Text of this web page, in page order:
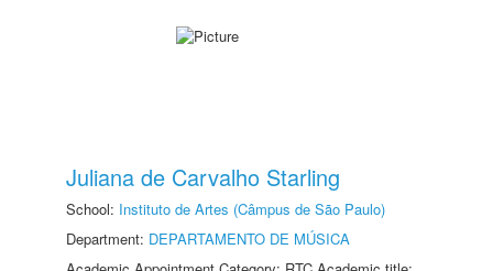
Juliana de Carvalho Starling
School: Instituto de Artes (Câmpus de São Paulo)
Department: DEPARTAMENTO DE MÚSICA